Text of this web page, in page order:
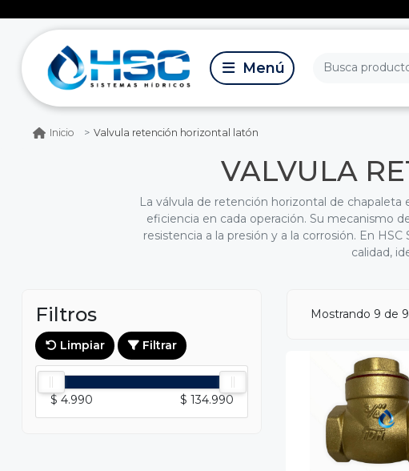
Inicio Valvula retención horizontal latón
VALVULA
La válvula de retención horizontal de
eficiencia en cada operación. Su mecanismo
resistencia a la presión y a la corrosión. En
calidad,
Filtros
Limpiar Filtrar
$ 4.990 $ 134.990
Mostrando 9 de 9